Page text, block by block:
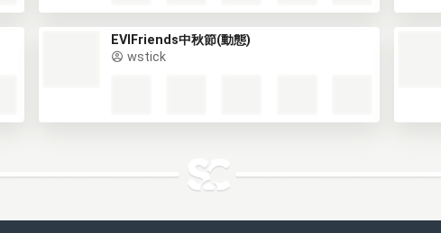
EVIFriends中秋節(動態)
wstick